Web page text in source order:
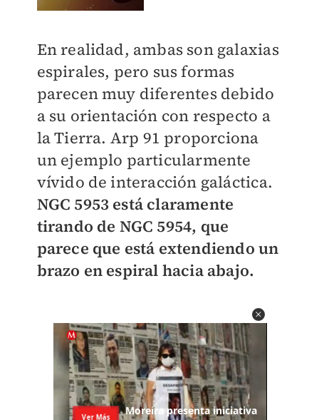
En realidad, ambas son galaxias
espirales, pero sus formas
parecen muy diferentes debido
a su orientación con respecto a
la Tierra. Arp 91 proporciona
un ejemplo particularmente
vívido de interacción galáctica.
NGC 5953 está claramente
tirando de NGC 5954, que
parece que está extendiendo un
brazo en espiral hacia abajo.